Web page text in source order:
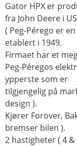
Gator HPX er
fra John Deere i
( Peg-Pérego er
etablert i 1949.
Firmaet har et
Peg-Péregos
ypperste som er
tilgjengelig på
design ).
Kjører Forover,
bremser bilen ).
2 hastigheter ( 4